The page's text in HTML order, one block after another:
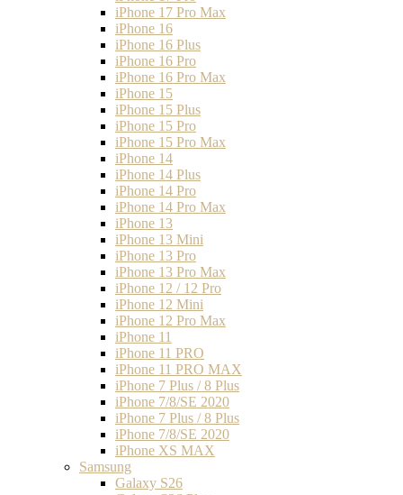
iPhone 17 Pro Max
iPhone 16
iPhone 16 Plus
iPhone 16 Pro
iPhone 16 Pro Max
iPhone 15
iPhone 15 Plus
iPhone 15 Pro
iPhone 15 Pro Max
iPhone 14
iPhone 14 Plus
iPhone 14 Pro
iPhone 14 Pro Max
iPhone 13
iPhone 13 Mini
iPhone 13 Pro
iPhone 13 Pro Max
iPhone 12 / 12 Pro
iPhone 12 Mini
iPhone 12 Pro Max
iPhone 11
iPhone 11 PRO
iPhone 11 PRO MAX
iPhone 7 Plus / 8 Plus
iPhone 7/8/SE 2020
iPhone 7 Plus / 8 Plus
iPhone 7/8/SE 2020
iPhone XS MAX
Samsung
Galaxy S26